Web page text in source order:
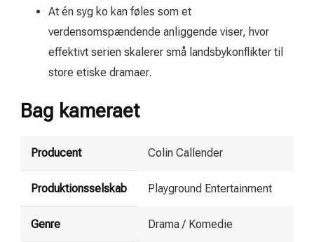
At én syg ko kan føles som et
verdensomspændende anliggende viser, hvor
effektivt serien skalerer små landsbykonflikter til
store etiske dramaer.
Bag kameraet
Producent Colin Callender
Produktionsselskab Playground Entertainment
Genre Drama / Komedie